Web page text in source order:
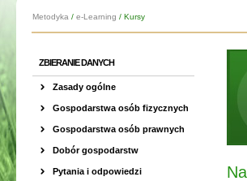
Metodyka / e-Learning / Kursy
ZBIERANIE DANYCH
Zasady ogólne
Gospodarstwa osób fizycznych
Gospodarstwa osób prawnych
Dobór gospodarstw
Pytania i odpowiedzi